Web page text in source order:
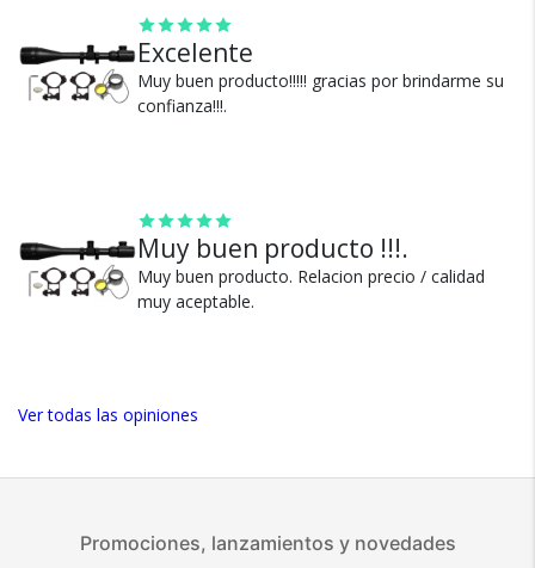
Excelente
Muy buen producto!!!!! gracias por brindarme su
confianza!!!.
Muy buen producto !!!.
Muy buen producto. Relacion precio / calidad
muy aceptable.
Ver todas las opiniones
100% de calificaciones
positivas en MercadoLibre.
5 estrellas de 5 en Google.
positivos en todos nuestros
Garantía oficial y directa con
nosotros.
Promociones, lanzamientos y novedades